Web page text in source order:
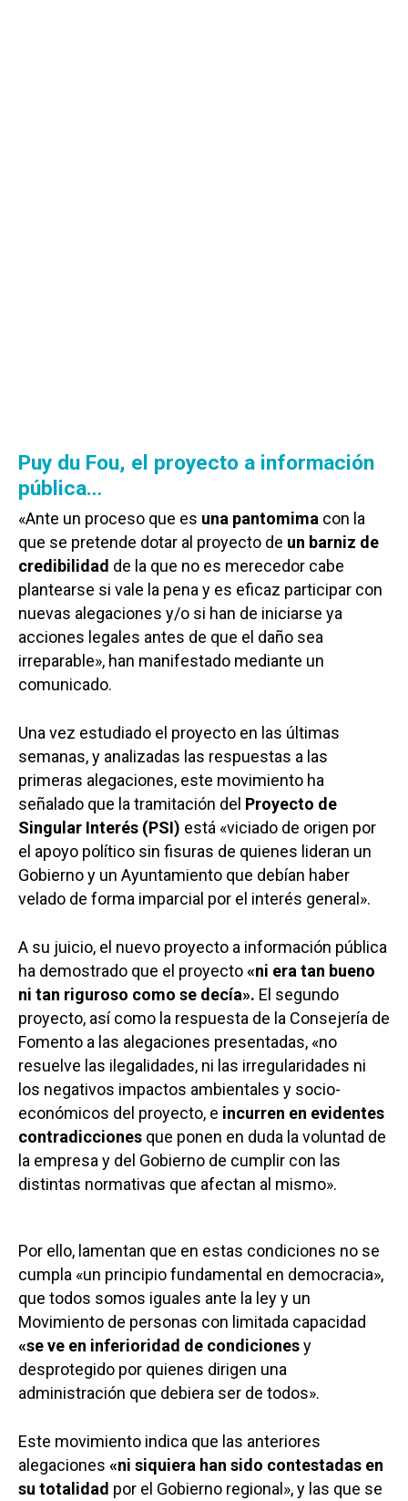
Puy du Fou, el proyecto a información
pública…
«Ante un proceso que es una pantomima con la
que se pretende dotar al proyecto de un barniz de
credibilidad de la que no es merecedor cabe
plantearse si vale la pena y es eficaz participar con
nuevas alegaciones y/o si han de iniciarse ya
acciones legales antes de que el daño sea
irreparable», han manifestado mediante un
comunicado.
Una vez estudiado el proyecto en las últimas
semanas, y analizadas las respuestas a las
primeras alegaciones, este movimiento ha
señalado que la tramitación del Proyecto de
Singular Interés (PSI) está «viciado de origen por
el apoyo político sin fisuras de quienes lideran un
Gobierno y un Ayuntamiento que debían haber
velado de forma imparcial por el interés general».
A su juicio, el nuevo proyecto a información pública
ha demostrado que el proyecto«ni era tan bueno
ni tan riguroso como se decía». El segundo
proyecto, así como la respuesta de la Consejería de
Fomento a las alegaciones presentadas, «no
resuelve las ilegalidades, ni las irregularidades ni
los negativos impactos ambientales y socio-
económicos del proyecto, e incurren en evidentes
contradicciones que ponen en duda la voluntad de
la empresa y del Gobierno de cumplir con las
distintas normativas que afectan al mismo».
Por ello, lamentan que en estas condiciones no se
cumpla «un principio fundamental en democracia»,
que todos somos iguales ante la ley y un
Movimiento de personas con limitada capacidad
«se ve en inferioridad de condicionesy
desprotegido por quienes dirigen una
administración que debiera ser de todos».
Este movimiento indica que las anteriores
alegaciones «ni siquiera han sido contestadas en
su totalidad por el Gobierno regional», y las que se